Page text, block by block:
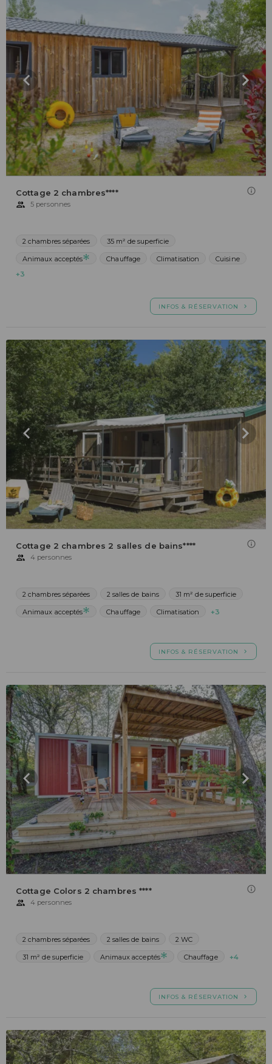
Cottage 2 chambres****
5 personnes
2 chambres séparées 35 m² de superficie
Animaux acceptés Chauffage Climatisation
Cuisine
+3
INFOS & RÉSERVATION
Cottage 2 chambres 2 salles de bains****
4 personnes
2 chambres séparées 2 salles de bains 31 m² de superficie
Animaux acceptés Chauffage Climatisation +3
INFOS & RÉSERVATION
Cottage Colors 2 chambres ****
4 personnes
2 chambres séparées 2 salles de bains 2 WC
31 m² de superficie Animaux acceptés Chauffage +4
INFOS & RÉSERVATION